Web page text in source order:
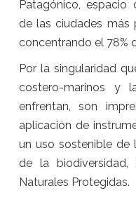
Patagónico, espacio
de las ciudades más
concentrando el 78%
Por la singularidad
costero-marinos y
enfrentan, son
aplicación de
un uso sostenible de
de la
Naturales Protegidas.